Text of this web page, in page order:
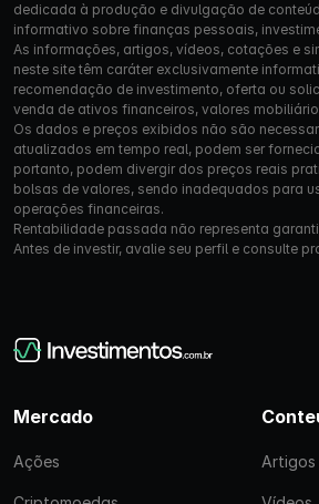
dedicada à produção e divulgação de
informativo sobre finanças pessoais,
As informações, artigos, vídeos, cotações e
neste site têm caráter exclusivamente
recomendação de investimento, oferta ou
venda de ativos financeiros, valores
Os dados e preços exibidos não são
atualizados em tempo real, podem ser
portanto, podem divergir dos preços reais
bolsas de valores, sendo inadequados para
operações financeiras.
Rentabilidade passada não representa
Antes de investir, avalie seu perfil e consulte
Mercado
Ações Artigos